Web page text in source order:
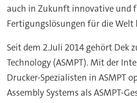
auch in Zukunft innovative und
Fertigungslösungen für die Welt
Seit dem 2.Juli 2014 gehört Dek
Technology (ASMPT). Mit der
Drucker-Spezialisten in ASMPT
Assembly Systems als ASMPT-